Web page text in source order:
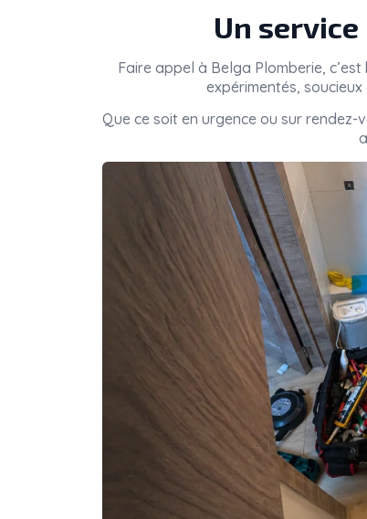
Un
Faire appel à Belga Plomberie ,
expérimentés,
Que ce soit en urgence ou sur